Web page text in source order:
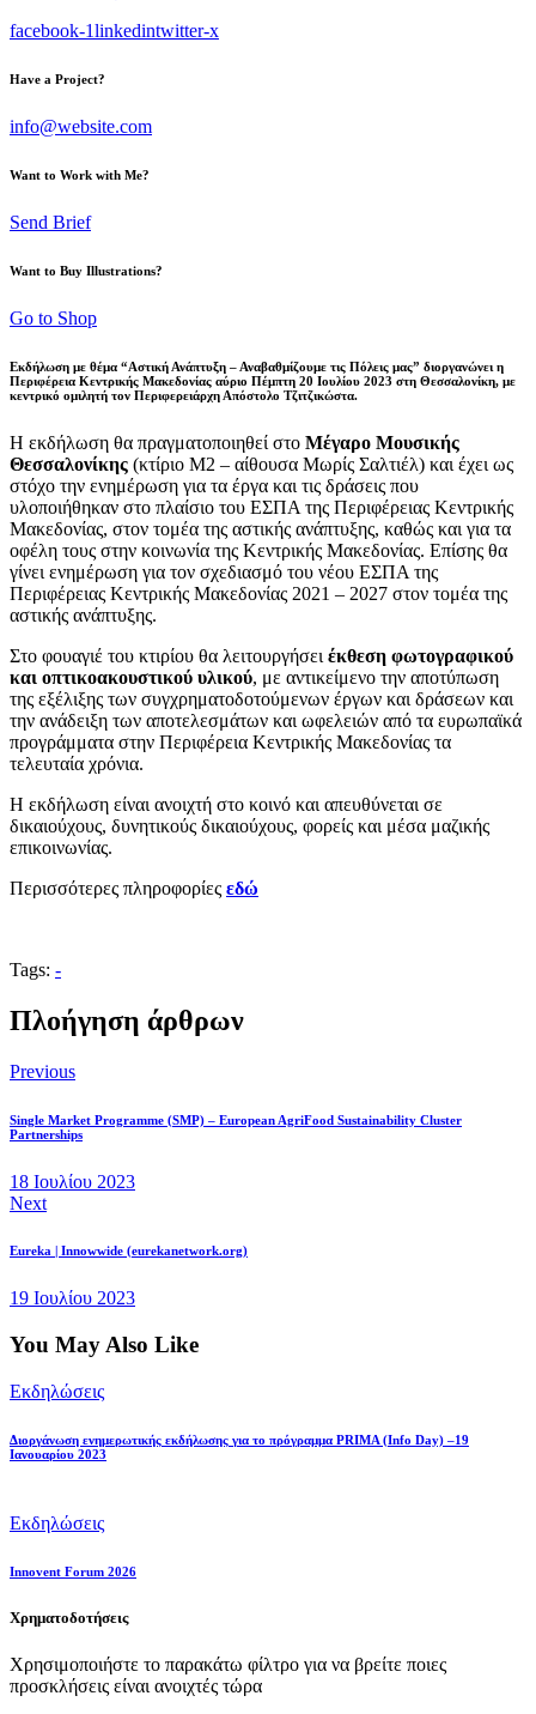
facebook-1linkedintwitter-x
Have a Project?
info@website.com
Want to Work with Me?
Send Brief
Want to Buy Illustrations?
Go to Shop
Εκδήλωση με θέμα “Αστική Ανάπτυξη – Αναβαθμίζουμε τις Πόλεις μας” διοργανώνει η
Περιφέρεια Κεντρικής Μακεδονίας αύριο Πέμπτη 20 Ιουλίου 2023 στη Θεσσαλονίκη, με
κεντρικό ομιλητή τον Περιφερειάρχη Απόστολο Τζιτζικώστα.
Η εκδήλωση θα πραγματοποιηθεί στο Μέγαρο Μουσικής
Θεσσαλονίκης (κτίριο Μ2 – αίθουσα Μωρίς Σαλτιέλ) και έχει ως
στόχο την ενημέρωση για τα έργα και τις δράσεις που
υλοποιήθηκαν στο πλαίσιο του ΕΣΠΑ της Περιφέρειας Κεντρικής
Μακεδονίας, στον τομέα της αστικής ανάπτυξης, καθώς και για τα
οφέλη τους στην κοινωνία της Κεντρικής Μακεδονίας. Επίσης θα
γίνει ενημέρωση για τον σχεδιασμό του νέου ΕΣΠΑ της
Περιφέρειας Κεντρικής Μακεδονίας 2021 – 2027 στον τομέα της
αστικής ανάπτυξης.
Στο φουαγιέ του κτιρίου θα λειτουργήσει έκθεση φωτογραφικού
και οπτικοακουστικού υλικού, με αντικείμενο την αποτύπωση
της εξέλιξης των συγχρηματοδοτούμενων έργων και δράσεων και
την ανάδειξη των αποτελεσμάτων και ωφελειών από τα ευρωπαϊκά
προγράμματα στην Περιφέρεια Κεντρικής Μακεδονίας τα
τελευταία χρόνια.
Η εκδήλωση είναι ανοιχτή στο κοινό και απευθύνεται σε
δικαιούχους, δυνητικούς δικαιούχους, φορείς και μέσα μαζικής
επικοινωνίας.
Περισσότερες πληροφορίες εδώ
Tags: -
Πλοήγηση άρθρων
Previous
Single Market Programme (SMP) – European AgriFood Sustainability Cluster
Partnerships
18 Ιουλίου 2023
Next
Eureka | Innowwide (eurekanetwork.org)
19 Ιουλίου 2023
You May Also Like
Εκδηλώσεις
Διοργάνωση ενημερωτικής εκδήλωσης για το πρόγραμμα PRIMA (Info Day) –19
Ιανουαρίου 2023
Εκδηλώσεις
Innovent Forum 2026
Χρηματοδοτήσεις
Χρησιμοποιήστε το παρακάτω φίλτρο για να βρείτε ποιες
προσκλήσεις είναι ανοιχτές τώρα